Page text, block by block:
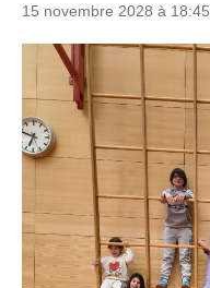
15 novembre 2028 à 18:45